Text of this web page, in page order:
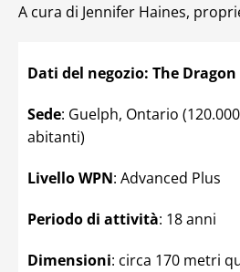
A cura di Jennifer Haines,
Dati del negozio: The Dragon
Sede: Guelph, Ontario (120.000
abitanti)
Livello WPN: Advanced Plus
Periodo di attività: 18 anni
Dimensioni: circa 170 metri